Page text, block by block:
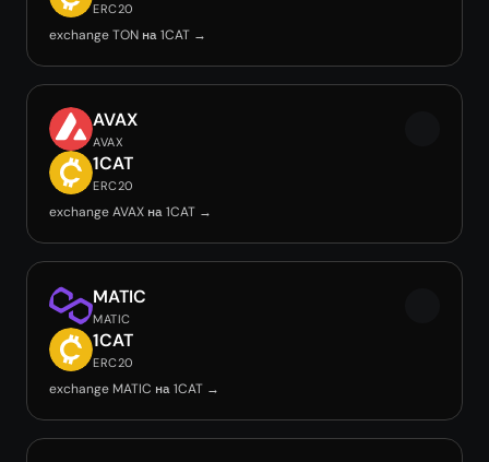
ERC20
exchange TON на 1CAT →
AVAX
AVAX
1CAT
ERC20
exchange AVAX на 1CAT →
MATIC
MATIC
1CAT
ERC20
exchange MATIC на 1CAT →